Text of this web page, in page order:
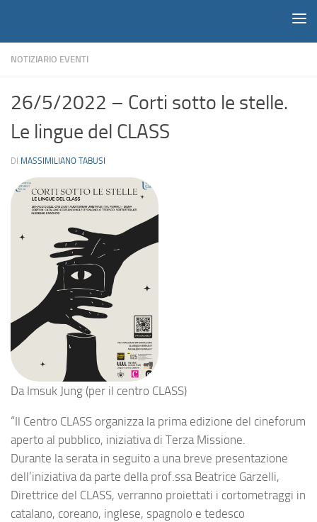
NOTIZIARIO EVENTI
26/5/2022 – Corti sotto le stelle.
Le lingue del CLASS
DI MASSIMILIANO TABUSI
Da Imsuk Jung (per il centro CLASS)
“Il Centro CLASS organizza la prima edizione del cineforum
aperto al pubblico, iniziativa di Terza Missione.
Durante la serata in seguito a una breve presentazione
dell’iniziativa da parte della prof.ssa Beatrice Garzelli,
Direttrice del CLASS, verranno proiettati i cortometraggi in
catalano, coreano, inglese, spagnolo e tedesco